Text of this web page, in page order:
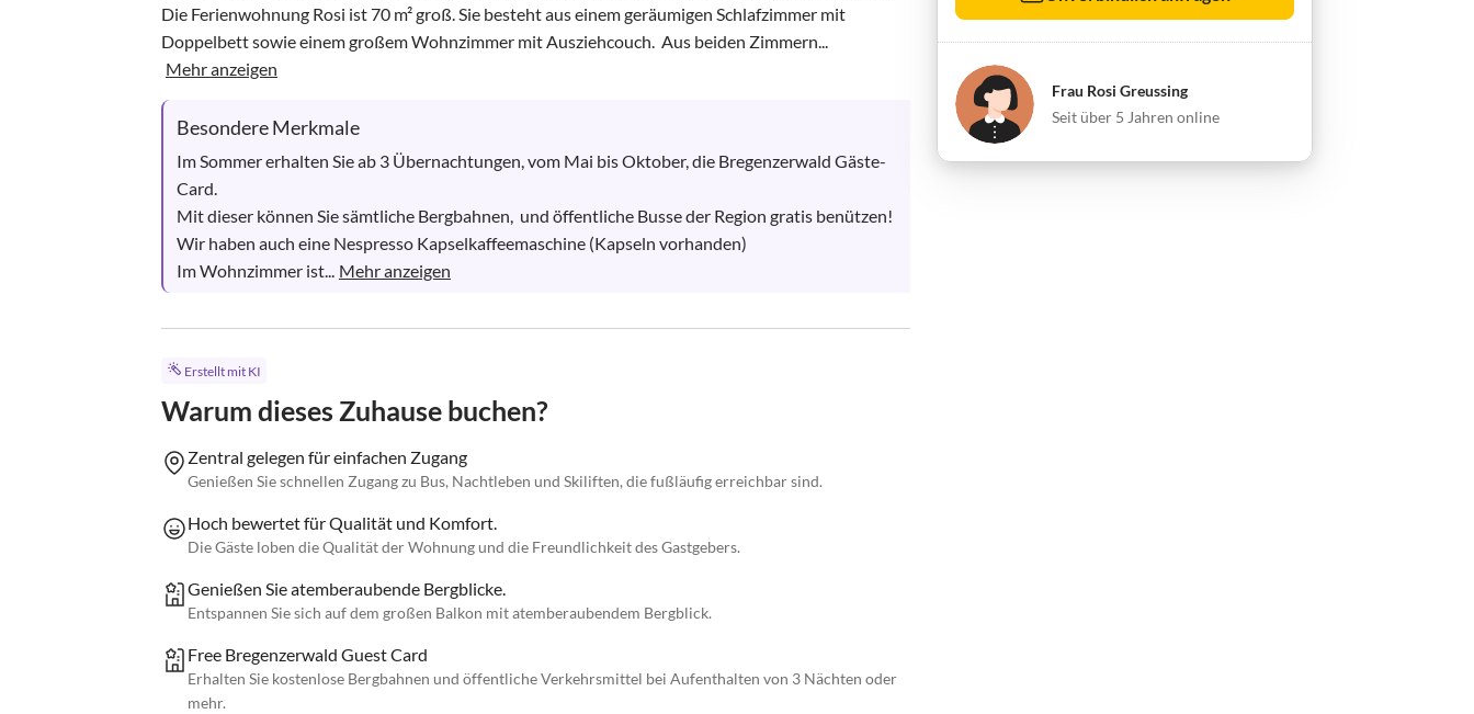
Die Ferienwohnung Rosi ist 70 m² groß. Sie besteht aus einem geräumigen Schlafzimmer mit
Doppelbett sowie einem großem Wohnzimmer mit Ausziehcouch.  Aus beiden Zimmern...
Mehr anzeigen
Besondere Merkmale
Im Sommer erhalten Sie ab 3 Übernachtungen, vom Mai bis Oktober, die Bregenzerwald Gäste-
Card.
Mit dieser können Sie sämtliche Bergbahnen,  und öffentliche Busse der Region gratis benützen!
Wir haben auch eine Nespresso Kapselkaffeemaschine (Kapseln vorhanden)
Im Wohnzimmer ist... Mehr anzeigen
Erstellt mit KI
Warum dieses Zuhause buchen?
Zentral gelegen für einfachen Zugang
Genießen Sie schnellen Zugang zu Bus, Nachtleben und Skiliften, die fußläufig erreichbar sind.
Hoch bewertet für Qualität und Komfort.
Die Gäste loben die Qualität der Wohnung und die Freundlichkeit des Gastgebers.
Genießen Sie atemberaubende Bergblicke.
Entspannen Sie sich auf dem großen Balkon mit atemberaubendem Bergblick.
Free Bregenzerwald Guest Card
Erhalten Sie kostenlose Bergbahnen und öffentliche Verkehrsmittel bei Aufenthalten von 3 Nächten oder
mehr.
Frau Rosi Greussing
Seit über 5 Jahren online